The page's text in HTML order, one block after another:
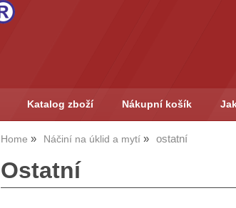
Katalog zboží Nákupní košík
Home Náčiní na úklid a mytí ostatní
Ostatní